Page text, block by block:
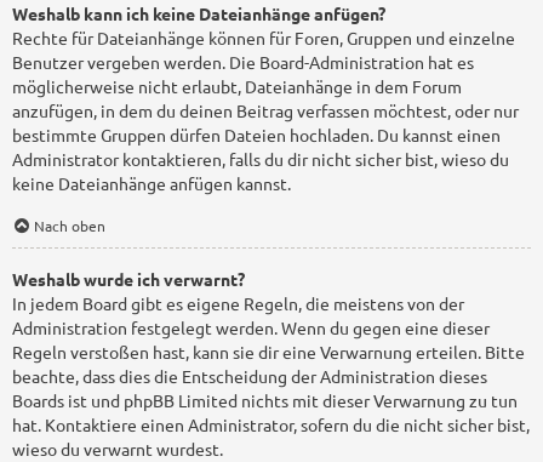
Weshalb kann ich keine Dateianhänge anfügen?
Rechte für Dateianhänge können für Foren, Gruppen und einzelne
Benutzer vergeben werden. Die Board-Administration hat es
möglicherweise nicht erlaubt, Dateianhänge in dem Forum
anzufügen, in dem du deinen Beitrag verfassen möchtest, oder nur
bestimmte Gruppen dürfen Dateien hochladen. Du kannst einen
Administrator kontaktieren, falls du dir nicht sicher bist, wieso du
keine Dateianhänge anfügen kannst.
Nach oben
Weshalb wurde ich verwarnt?
In jedem Board gibt es eigene Regeln, die meistens von der
Administration festgelegt werden. Wenn du gegen eine dieser
Regeln verstoßen hast, kann sie dir eine Verwarnung erteilen. Bitte
beachte, dass dies die Entscheidung der Administration dieses
Boards ist und phpBB Limited nichts mit dieser Verwarnung zu tun
hat. Kontaktiere einen Administrator, sofern du die nicht sicher bist,
wieso du verwarnt wurdest.